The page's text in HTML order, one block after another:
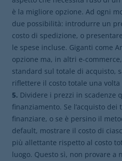
è la migliore opzione. Ad ogni
due possibilità: introdurre un
costo di spedizione, o
le spese incluse. Giganti come
opzione ma, in altri e-
standard sul totale di acquisto,
riflettere il costo totale una
5. Dividere i prezzi in scadenze
finanziamento. Se l’acquisto
finanziare, o se è persino il
default, mostrare il costo di
più allettante rispetto al costo
luogo. Questo sì, non provare a